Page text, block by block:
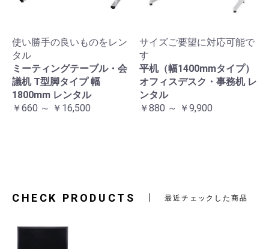
使い勝手の良いものをレン
タル
ミーティングテーブル・会
議机 T型脚タイプ 幅
1800mm レンタル
￥660 ～ ￥16,500
サイズご要望に対応可能で
す
平机（幅1400mmタイプ）
オフィスデスク・事務机 レ
ンタル
￥880 ～ ￥9,900
CHECK PRODUCTS 最近チェックした商品